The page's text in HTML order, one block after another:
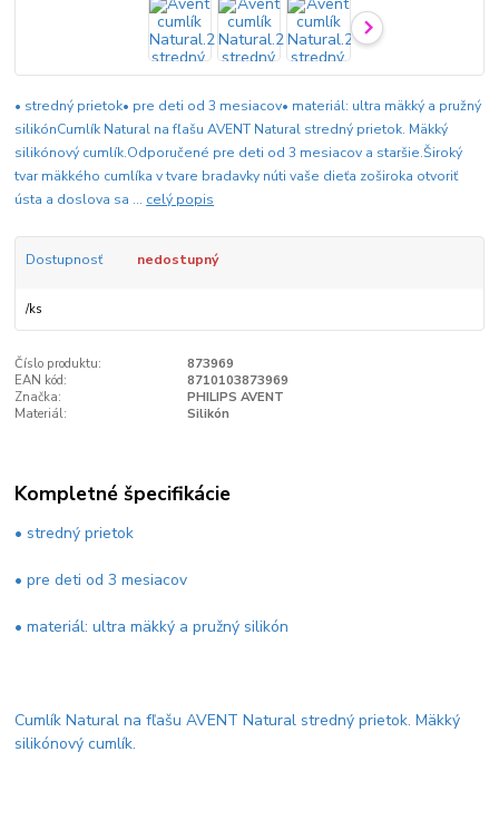
• stredný prietok• pre deti od 3 mesiacov• materiál: ultra mäkký a pružný
silikónCumlík Natural na fľašu AVENT Natural stredný prietok. Mäkký
silikónový cumlík.Odporučené pre deti od 3 mesiacov a staršie.Široký
tvar mäkkého cumlíka v tvare bradavky núti vaše dieťa zoširoka otvoriť
ústa a doslova sa ... celý popis
Dostupnosť nedostupný
/ks
Číslo produktu:
873969
EAN kód:
8710103873969
Značka:
PHILIPS AVENT
Materiál:
Silikón
Kompletné špecifikácie
• stredný prietok
• pre deti od 3 mesiacov
• materiál: ultra mäkký a pružný silikón
Cumlík Natural na fľašu AVENT Natural stredný prietok. Mäkký
silikónový cumlík.